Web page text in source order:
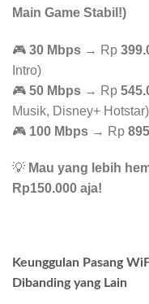
Main Game Stabil!)
🎮 30 Mbps → Rp
Intro)
🎮 50 Mbps → Rp
Musik, Disney+ Hotstar)
🎮 100 Mbps → Rp
💡 Mau yang lebih
Rp150.000 aja!
Keunggulan Pasang
Dibanding yang Lain